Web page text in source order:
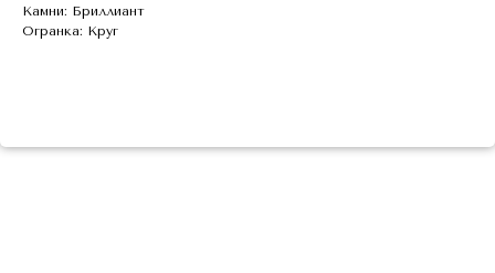
Камни: Бриллиант
Огранка: Круг